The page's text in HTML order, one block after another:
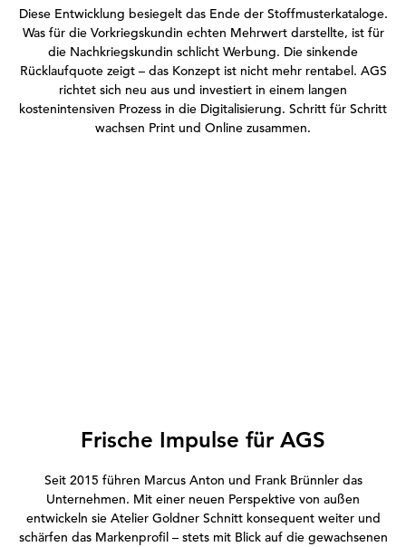
Diese Entwicklung besiegelt das Ende der Stoffmusterkataloge.
Was für die Vorkriegskundin echten Mehrwert darstellte, ist für
die Nachkriegskundin schlicht Werbung. Die sinkende
Rücklaufquote zeigt – das Konzept ist nicht mehr rentabel. AGS
richtet sich neu aus und investiert in einem langen
kostenintensiven Prozess in die Digitalisierung. Schritt für Schritt
wachsen Print und Online zusammen.
Frische Impulse für AGS
Seit 2015 führen Marcus Anton und Frank Brünnler das
Unternehmen. Mit einer neuen Perspektive von außen
entwickeln sie Atelier Goldner Schnitt konsequent weiter und
schärfen das Markenprofil – stets mit Blick auf die gewachsenen